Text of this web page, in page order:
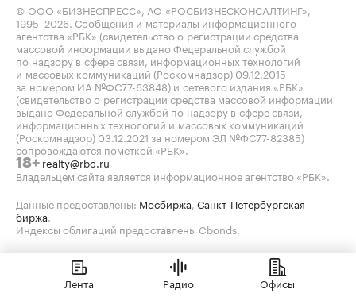
© ООО «БИЗНЕСПРЕСС», АО «РОСБИЗНЕСКОНСАЛТИНГ»,
1995–2026 . Сообщения и материалы информационного
агентства «РБК» (свидетельство о регистрации средства
массовой информации выдано Федеральной службой
по надзору в сфере связи, информационных технологий
и массовых коммуникаций (Роскомнадзор) 09.12.2015
за номером ИА №ФС77-63848) и сетевого издания «РБК»
(свидетельство о регистрации средства массовой информации
выдано Федеральной службой по надзору в сфере связи,
информационных технологий и массовых коммуникаций
(Роскомнадзор) 03.12.2021 за номером ЭЛ №ФС77-82385)
сопровождаются пометкой «РБК».
18+ realty@rbc.ru
Владельцем сайта является информационное агентство «РБК».
Данные предоставлены: Мосбиржа Санкт-Петербургская
биржа
Индексы облигаций предоставлены Cbonds.
Лента Радио Офисы